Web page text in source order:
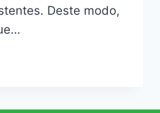
Deste modo,